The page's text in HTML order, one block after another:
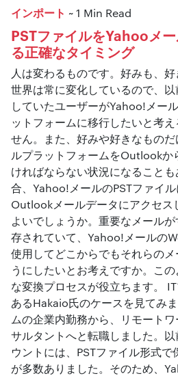
インポート ~ 1 Min Read
PSTファイルをYahooメ
る正確なタイミング
人は変わるものです。好みも、好
世界は常に変化しているので、
していたユーザーがYahoo!メー
ットフォームに移行したいと考
せん。また、好みや好きなもの
ルプラットフォームをOutlookか
ければならない状況になること
合、Yahoo!メールのPSTファイ
Outlookメールデータにアクセス
よいでしょうか。重要なメール
存されていて、Yahoo!メールの
使用してどこからでもそれらの
うにしたいとお考えですか。こ
な変換プロセスが役立ちます。
あるHakaio氏のケースを見てみ
ムの企業内勤務から、リモート
サルタントへと転職しました。
ウントには、PSTファイル形式
が多数ありました。そのため、